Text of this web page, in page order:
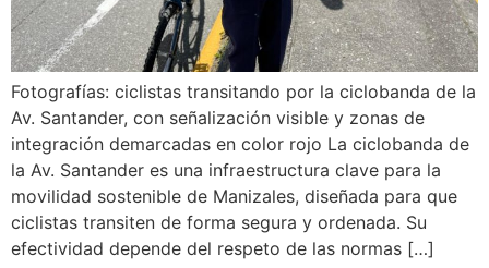
Fotografías: ciclistas transitando por la ciclobanda de la
Av. Santander, con señalización visible y zonas de
integración demarcadas en color rojo La ciclobanda de
la Av. Santander es una infraestructura clave para la
movilidad sostenible de Manizales, diseñada para que
ciclistas transiten de forma segura y ordenada. Su
efectividad depende del respeto de las normas […]